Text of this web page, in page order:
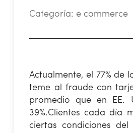
Categoría: e commerce
Actualmente, el 77% de
teme al fraude con
promedio que en EE.
39%.Clientes cada día
ciertas condiciones del